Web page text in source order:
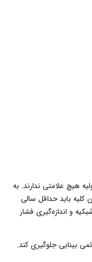
هیچ علامتی ندارند. به
کلیه باید حداقل سالی
و اندازه‌گیری فشار
بینایی جلوگیری کند.